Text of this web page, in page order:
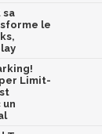
sa
le
Limit-